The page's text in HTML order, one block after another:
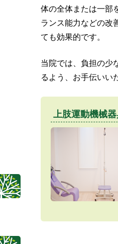
体の全体または一部
ランス能力などの改
ても効果的です。
当院では、負担の少
るよう、お手伝いい
上肢運動機械